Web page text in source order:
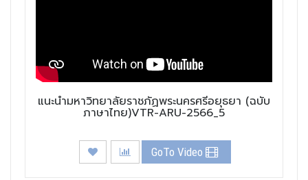
แนะนำมหาวิทยาลัยราชภัฏพระนครศรีอยุธยา (ฉบับ
ภาษาไทย)VTR-ARU-2566_5
GoTo Video